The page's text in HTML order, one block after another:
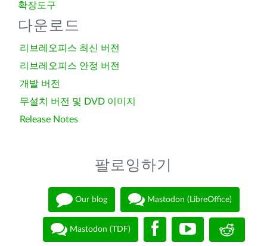
확장도구
다운로드
리브레오피스 최신 버전
리브레오피스 안정 버전
개발 버전
무설치 버전 및 DVD 이미지
Release Notes
팔로잉하기
Our blog Mastodon (LibreOffice)
Mastodon (TDF)